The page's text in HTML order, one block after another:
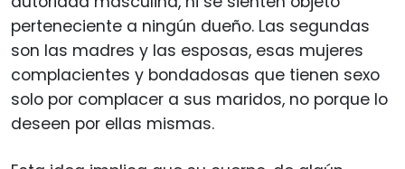
perteneciente a ningún dueño. Las segundas
son las madres y las esposas, esas mujeres
complacientes y bondadosas que tienen sexo
solo por complacer a sus maridos, no porque lo
deseen por ellas mismas.